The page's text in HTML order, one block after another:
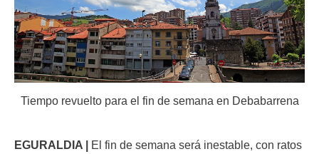
Tiempo revuelto para el fin de semana en Debabarrena
EGURALDIA | El fin de semana será inestable, con ratos